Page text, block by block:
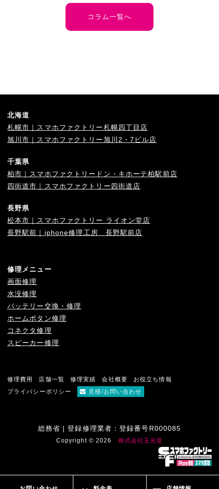
コラム一覧へ
北海道
札幌市｜スマホファクトリー札幌四丁目店
旭川市｜スマホファクトリー旭川2・7ビル店
千葉県
柏市｜スマホファクトリードン・キホーテ柏駅前店
四街道市｜スマホファクトリー四街道店
長野県
松本市｜スマホファクトリー ライオン堂店
長野駅前｜iphone修理工房 長野駅前店
修理メニュー
画面修理
水没修理
バッテリー交換・修理
ホームボタン修理
コネクタ修理
スピーカー修理
修理費用 店舗一覧 修理実績 会社概要
お役立ち情報
プライバシーポリシー
見積/お問い合わせ
総務省 | 登録修理業者：登録番号R000085
Copyright © 2026 株式会社玉光堂